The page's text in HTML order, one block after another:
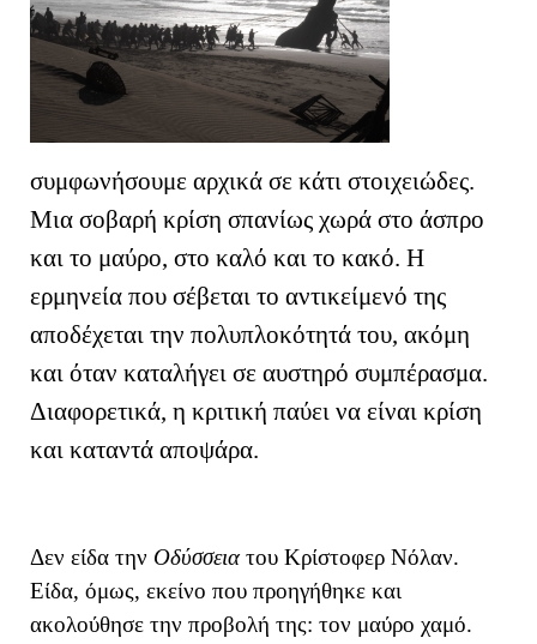
συμφωνήσουμε αρχικά σε κάτι στοιχειώδες.
Μια σοβαρή κρίση σπανίως χωρά στο άσπρο
και το μαύρο, στο καλό και το κακό. Η
ερμηνεία που σέβεται το αντικείμενό της
αποδέχεται την πολυπλοκότητά του, ακόμη
και όταν καταλήγει σε αυστηρό συμπέρασμα.
Διαφορετικά, η κριτική παύει να είναι κρίση
και καταντά αποψάρα.
Δεν είδα την Οδύσσειατου Κρίστοφερ Νόλαν.
Είδα, όμως, εκείνο που προηγήθηκε και
ακολούθησε την προβολή της: τον μαύρο χαμό.